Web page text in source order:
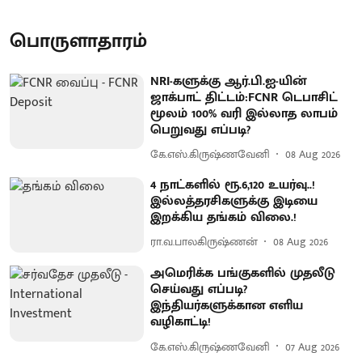
பொருளாதாரம்
NRI-களுக்கு ஆர்.பி.ஐ-யின்
ஜாக்பாட் திட்டம்:FCNR டெபாசிட்
மூலம் 100% வரி இல்லாத லாபம்
பெறுவது எப்படி?
கே.எஸ்.கிருஷ்ணவேனி 08 Aug 2026
4 நாட்களில் ரூ.6,120 உயர்வு..!
இல்லத்தரசிகளுக்கு இடியை
இறக்கிய தங்கம் விலை.!
ரா.வ.பாலகிருஷ்ணன் 08 Aug 2026
அமெரிக்க பங்குகளில் முதலீடு
செய்வது எப்படி?
இந்தியர்களுக்கான எளிய
வழிகாட்டி!
கே.எஸ்.கிருஷ்ணவேனி 07 Aug 2026